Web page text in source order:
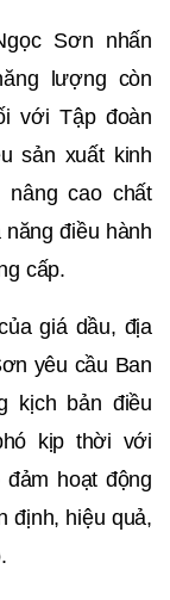
Sơn nhấn
lượng còn
với Tập đoàn
sản xuất kinh
cao chất
điều hành
cấp.
giá dầu, địa
yêu cầu Ban
kịch bản điều
kịp thời với
hoạt động
định, hiệu quả,